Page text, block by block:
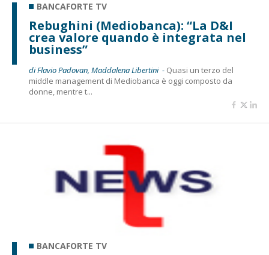
BANCAFORTE TV
Rebughini (Mediobanca): “La D&I
crea valore quando è integrata nel
business”
di Flavio Padovan, Maddalena Libertini - Quasi un terzo del
middle management di Mediobanca è oggi composto da
donne, mentre t...
BANCAFORTE TV